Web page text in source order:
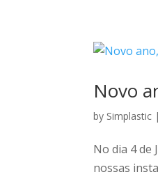
Novo
by Simplastic |
No dia 4 de
nossas